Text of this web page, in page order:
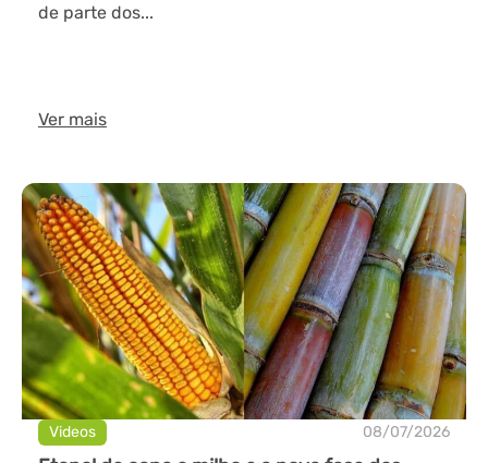
de parte dos...
Ver mais
Videos 08/07/2026